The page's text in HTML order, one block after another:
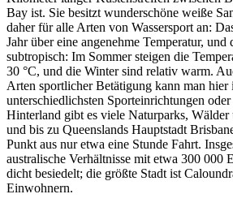
Bay ist. Sie besitzt wunderschöne weiße
daher für alle Arten von Wassersport an:
Jahr über eine angenehme Temperatur, und
subtropisch: Im Sommer steigen die
30 °C, und die Winter sind relativ warm.
Arten sportlicher Betätigung kann man hier
unterschiedlichsten Sporteinrichtungen
Hinterland gibt es viele Naturparks, Wälder
und bis zu Queenslands Hauptstadt
Punkt aus nur etwa eine Stunde Fahrt.
australische Verhältnisse mit etwa 300 000
dicht besiedelt; die größte Stadt ist
Einwohnern.